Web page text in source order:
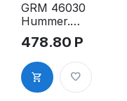
GRM 46030
Hummer.
Оснастка
для печати в
боксе, д.30
мм, корпус
чёрный
478.80 Р